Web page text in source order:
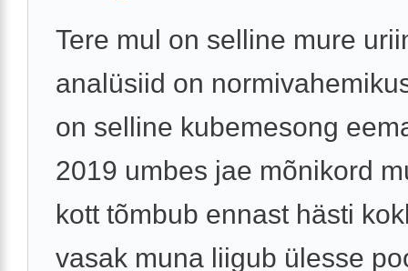
Tere mul on selline mure
analüsiid on
on selline kubemesong
2019 umbes jae mõnikord
kott tõmbub ennast hästi
vasak muna liigub ülesse